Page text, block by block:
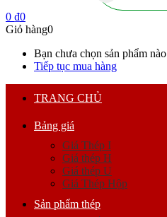
0 ₫0
Giỏ hàng0
Bạn chưa chọn sản phẩm nào
Tiếp tục mua hàng
TRANG CHỦ
Bảng giá
Giá Thép I
Giá thép H
Giá thép U
Giá Thép Hộp
Sản phẩm thép